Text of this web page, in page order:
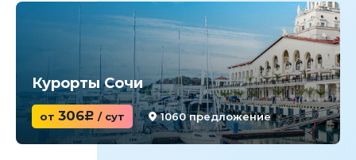
Курорты Сочи
от 306c / сут 1060 предложение